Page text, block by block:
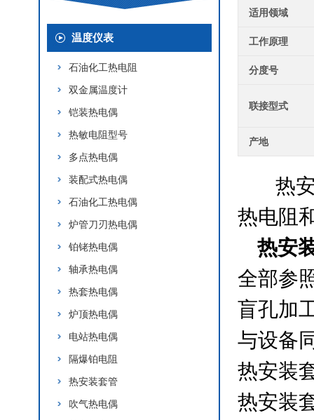
温度仪表
石油化工热电阻
双金属温度计
铠装热电偶
热敏电阻型号
多点热电偶
装配式热电偶
石油化工热电偶
炉管刀刃热电偶
铂铑热电偶
轴承热电偶
热套热电偶
炉顶热电偶
电站热电偶
隔爆铂电阻
热安装套管
吹气热电偶
适用领域
工作原理
分度号
联接型式
产地
热
热电阻
热安
全部参
盲孔加
与设备
热安装
热安装